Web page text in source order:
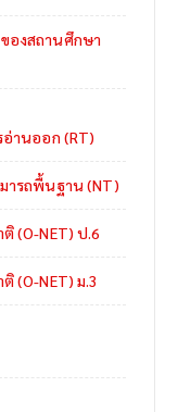
องสถานศึกษา
านออก (RT)
ารถพื้นฐาน (NT)
(O-NET) ป.6
(O-NET) ม.3